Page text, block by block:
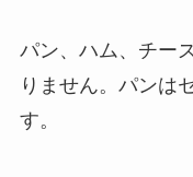
パン、ハム、チー
りません。パンは
す。